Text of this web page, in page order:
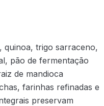
quinoa, trigo sarraceno,
pão de fermentação
de mandioca
farinhas refinadas e
preservam